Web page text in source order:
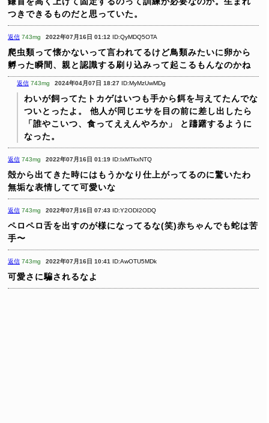
つきできるものだと思っていた。
返信 743mg 2022年07月16日 01:12 ID:QyMDQ5OTA
爬虫類って懐かないって言われてるけど鳥類みたいに卵から
孵った瞬間、親と認識する刷り込みって起こるもんなのかね
返信 743mg 2024年04月07日 18:27 ID:MyMzUwMDg
わいが飼ってたトカゲはいつも手から餌を与えてたんでな
ついとったよ。
他人が同じエサを目の前に差し出したら
「誰やこいつ、食ってええんやろか」
と躊躇するように
なった。
返信 743mg 2022年07月16日 01:19 ID:IxMTkxNTQ
殻から出てきた時にはもうかなり仕上がってるのに驚いたわ
無垢な表情してて可愛いな
返信 743mg 2022年07月16日 07:43 ID:Y2ODI2ODQ
ペロペロ舌を出すのが様になってるな(笑)赤ちゃんでも蛇は苦
手〜
返信 743mg 2022年07月16日 10:41 ID:AwOTU5MDk
可愛さに騙されるなよ